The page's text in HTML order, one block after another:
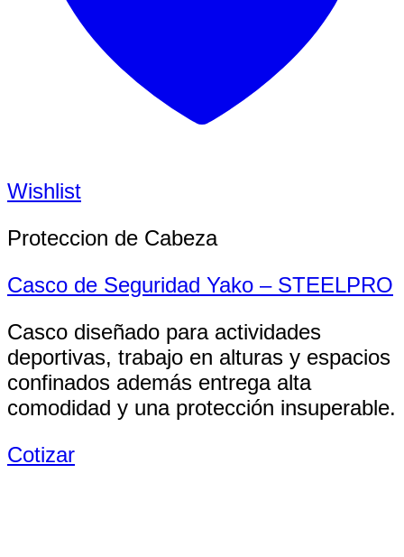
Wishlist
Proteccion de Cabeza
Casco de Seguridad Yako – STEELPRO
Casco diseñado para actividades
deportivas, trabajo en alturas y espacios
confinados además entrega alta
comodidad y una protección insuperable.
Cotizar